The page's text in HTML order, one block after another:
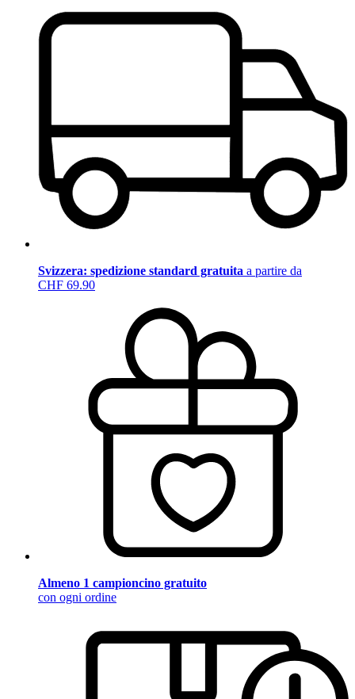
Svizzera: spedizione standard gratuita a partire da
CHF 69.90
Almeno 1 campioncino gratuito
con ogni ordine